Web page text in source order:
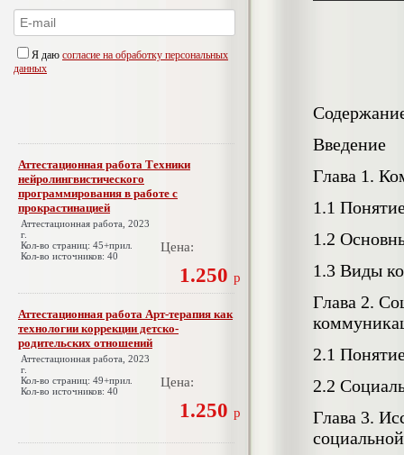
Я даю согласие на обработку персональных
данных
Аттестационная работа Техники
нейролингвистического
программирования в работе с
прокрастинацией
Аттестационная работа, 2023
г.
Кол-во страниц: 45+прил.
Кол-во источников: 40
Цена:
1.250 р
Аттестационная работа Арт-терапия как
технологии коррекции детско-
родительских отношений
Аттестационная работа, 2023
г.
Кол-во страниц: 49+прил.
Кол-во источников: 40
Цена:
1.250 р
Введение
Глава 1.
1.1
1.2
1.3 Виды
Глава 2.
2.1
2.2
Глава 3.